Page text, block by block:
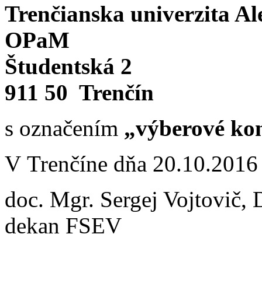
Trenčianska univerzita
OPaM
Študentská 2
911 50 Trenčín
s označením „výberové
V Trenčíne dňa 20.10.2016
doc. Mgr. Sergej Vojtovič,
dekan FSEV